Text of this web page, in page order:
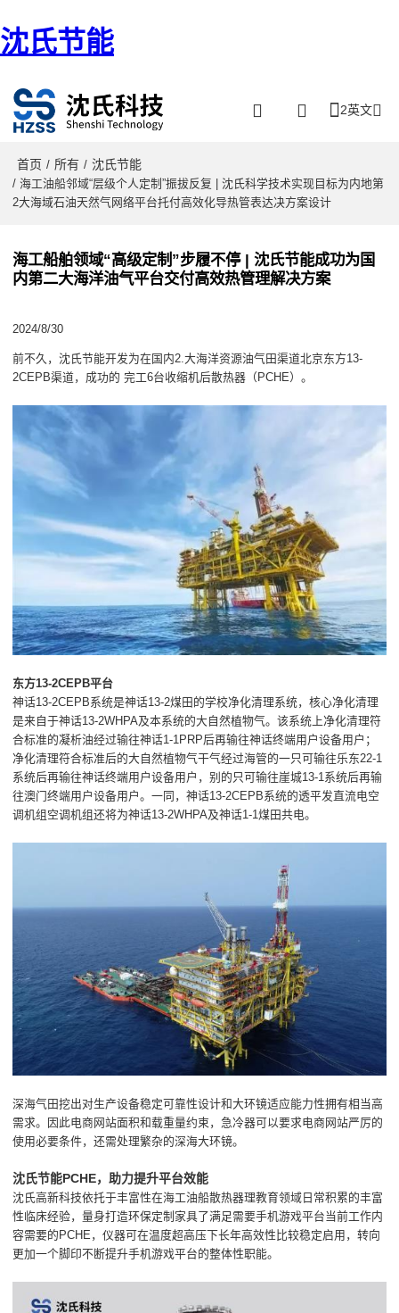
沈氏节能
2英文
首页 / 所有 / 沈氏节能
/ 海工油船邻域“层级个人定制”振拔反复 | 沈氏科学技术实现目标为内地第
2大海域石油天然气网络平台托付高效化导热管表达决方案设计
海工船舶领域“高级定制”步履不停 | 沈氏节能成功为国
内第二大海洋油气平台交付高效热管理解决方案
2024/8/30
前不久，沈氏节能开发为在国内2.大海洋资源油气田渠道北京东方13-
2CEPB渠道，成功的 完工6台收缩机后散热器（PCHE）。
东方13-2CEPB平台
神话13-2CEPB系统是神话13-2煤田的学校净化清理系统，核心净化清理
是来自于神话13-2WHPA及本系统的大自然植物气。该系统上净化清理符
合标准的凝析油经过输往神话1-1PRP后再输往神话终端用户设备用户；
净化清理符合标准后的大自然植物气干气经过海管的一只可输往乐东22-1
系统后再输往神话终端用户设备用户，别的只可输往崖城13-1系统后再输
往澳门终端用户设备用户。一同，神话13-2CEPB系统的透平发直流电空
调机组空调机组还将为神话13-2WHPA及神话1-1煤田共电。
深海气田挖出对生产设备稳定可靠性设计和大环镜适应能力性拥有相当高
需求。因此电商网站面积和载重量约束，急冷器可以要求电商网站严厉的
使用必要条件，还需处理繁杂的深海大环镜。
沈氏节能PCHE，助力提升平台效能
沈氏高新科技依托于丰富性在海工油船散热器理教育领域日常积累的丰富
性临床经验，量身打造环保定制家具了满足需要手机游戏平台当前工作内
容需要的PCHE，仪器可在温度超高压下长年高效性比较稳定启用，转向
更加一个脚印不断提升手机游戏平台的整体性职能。